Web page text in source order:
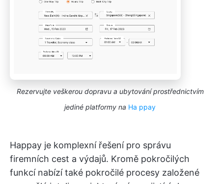
Rezervujte veškerou dopravu a ubytování prostřednictvím
jediné platformy na Ha ppay
Happay je komplexní řešení pro správu
firemních cest a výdajů. Kromě pokročilých
funkcí nabízí také pokročilé procesy založené